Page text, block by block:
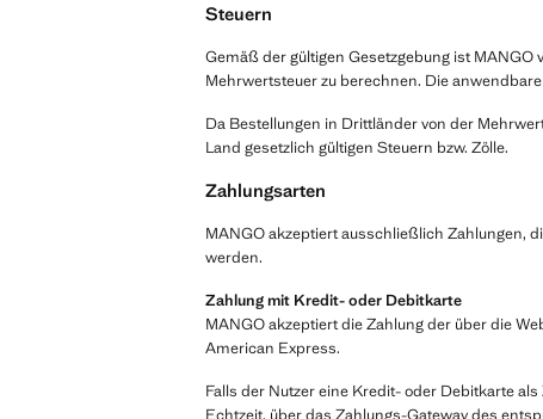
Steuern
Gemäß der gültigen Gesetzgebung ist
Mehrwertsteuer zu berechnen. Die
Da Bestellungen in Drittländer von der
Land gesetzlich gültigen Steuern bzw. Zölle.
Zahlungsarten
MANGO akzeptiert ausschließlich Zahlungen,
werden.
Zahlung mit Kredit- oder Debitkarte
MANGO akzeptiert die Zahlung der über die
American Express.
Falls der Nutzer eine Kredit- oder Debitkarte
Echtzeit, über das Zahlungs-Gateway des